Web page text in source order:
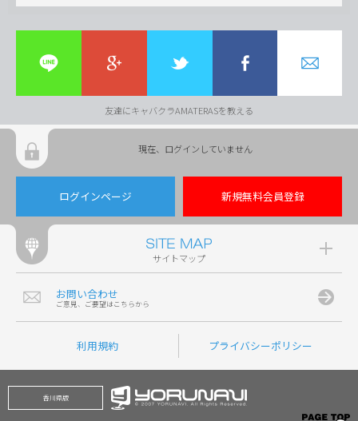
友達にキャバクラAMATERASを教える
現在、ログインしていません
ログインページ 新規無料会員登録
サイトマップ
お問い合わせ
ご意見、ご要望はこちらから
利用規約 プライバシーポリシー
香川県版